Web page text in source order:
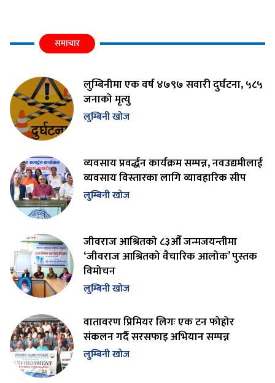
समाचार
लुम्बिनीमा एक वर्ष ४७९७ सवारी दुर्घटना, ५८५
जनाको मृत्यु
लुम्बिनी खोज
व्यवसाय प्रवर्द्धन कार्यक्रम सम्पन्न, नवउद्यमीलाई
व्यवसाय विस्तारका लागि व्यावहारिक सीप
लुम्बिनी खोज
जीवराज आश्रितको ८३औँ जन्मजयन्तीमा
‘जीवराज आश्रितको वैचारिक आलोक’ पुस्तक
विमोचन
लुम्बिनी खोज
वातावरण प्रिमियर लिगः एक टन फोहोर
संकलन गर्दै सरसफाइ अभियान सम्पन्न
लुम्बिनी खोज